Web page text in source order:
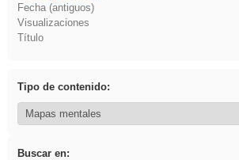
Fecha (antiguos)
Visualizaciones
Título
Tipo de contenido:
Buscar en: